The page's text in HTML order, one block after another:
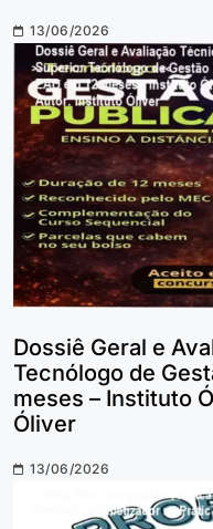
13/06/2026
Dossiê Geral e
Tecnólogo de
meses – Instituto
Óliver
13/06/2026